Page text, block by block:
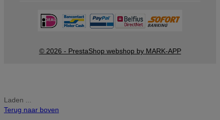
© 2026 - PrestaShop webshop by MARK-APP
Laden ...
Terug naar boven